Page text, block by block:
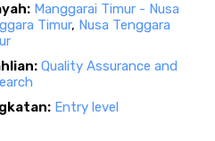
Manggarai Timur - Nusa
Timur, Nusa Tenggara
Quality Assurance and
Entry level